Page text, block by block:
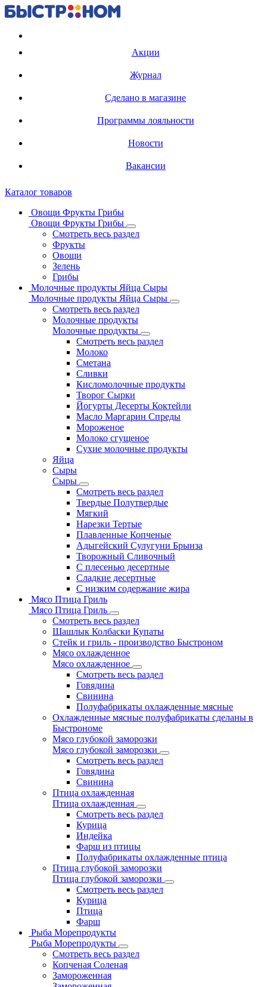
Акции
Журнал
Сделано в магазине
Программы лояльности
Новости
Вакансии
Каталог товаров
Овощи Фрукты Грибы
Овощи Фрукты Грибы
Смотреть весь раздел
Фрукты
Овощи
Зелень
Грибы
Молочные продукты Яйца Сыры
Молочные продукты Яйца Сыры
Смотреть весь раздел
Молочные продукты
Молочные продукты
Смотреть весь раздел
Молоко
Сметана
Сливки
Кисломолочные продукты
Творог Сырки
Йогурты Десерты Коктейли
Масло Маргарин Спреды
Мороженое
Молоко сгущеное
Сухие молочные продукты
Яйца
Сыры
Сыры
Смотреть весь раздел
Твердые Полутвердые
Мягкий
Нарезки Тертые
Плавленные Копченые
Адыгейский Сулугуни Брынза
Творожный Сливочный
С плесенью десертные
Сладкие десертные
С низким содержание жира
Мясо Птица Гриль
Мясо Птица Гриль
Смотреть весь раздел
Шашлык Колбаски Купаты
Стейк и гриль - производство Быстроном
Мясо охлажденное
Мясо охлажденное
Смотреть весь раздел
Говядина
Свинина
Полуфабрикаты охлажденные мясные
Охлажденные мясные полуфабрикаты сделаны в
Быстрономе
Мясо глубокой заморозки
Мясо глубокой заморозки
Смотреть весь раздел
Говядина
Свинина
Птица охлажденная
Птица охлажденная
Смотреть весь раздел
Курица
Индейка
Фарш из птицы
Полуфабрикаты охлажденные птица
Птица глубокой заморозки
Птица глубокой заморозки
Смотреть весь раздел
Курица
Птица
Фарш
Рыба Морепродукты
Рыба Морепродукты
Смотреть весь раздел
Копченая Соленая
Замороженная